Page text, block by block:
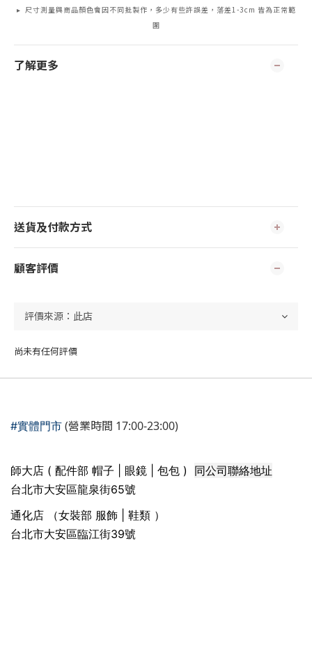
▸ 尺寸測量與商品顏色會因不同批製作，多少有些許誤差，落差1-3cm 皆為正常範
圍
了解更多
送貨及付款方式
顧客評價
尚未有任何評價
#實體門市 (營業時間 17:00-23:00)
師大店 ( 配件部 帽子 | 眼鏡 | 包包 ) 同公司聯絡地址
台北市大安區龍泉街65號
通化店 （女裝部 服飾 | 鞋類 ）
台北市大安區臨江街39號